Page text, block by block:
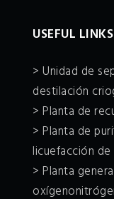
USEFUL LINKS
> Unidad de
destilación
> Planta de
> Planta de
licuefacción de
> Planta